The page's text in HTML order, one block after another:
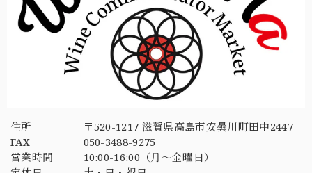
住所
〒520-1217 滋賀県高島市安曇川町田中2447
FAX
050-3488-9275
営業時間
10:00-16:00（月〜金曜日）